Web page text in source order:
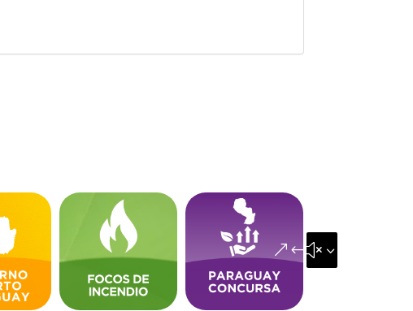
&#x35;